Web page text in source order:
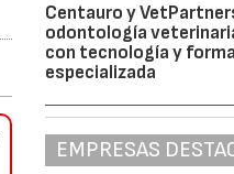
Centauro y
odontología
con tecnología y
especializada
EMPRESAS